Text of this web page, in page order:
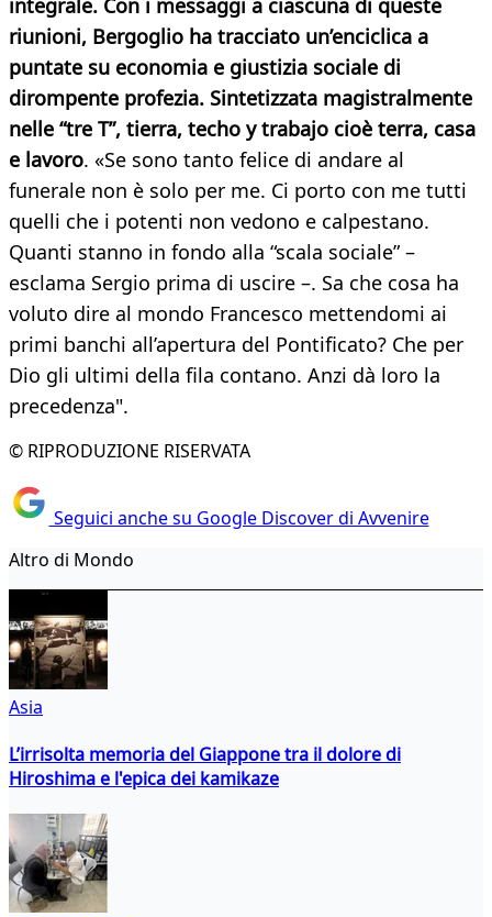
integrale. Con i messaggi a ciascuna di queste
riunioni, Bergoglio ha tracciato un’enciclica a
puntate su economia e giustizia sociale di
dirompente profezia. Sintetizzata magistralmente
nelle “tre T”, tierra, techo y trabajo cioè terra, casa
e lavoro. «Se sono tanto felice di andare al
funerale non è solo per me. Ci porto con me tutti
quelli che i potenti non vedono e calpestano.
Quanti stanno in fondo alla “scala sociale” –
esclama Sergio prima di uscire –. Sa che cosa ha
voluto dire al mondo Francesco mettendomi ai
primi banchi all’apertura del Pontificato? Che per
Dio gli ultimi della fila contano. Anzi dà loro la
precedenza".
© RIPRODUZIONE RISERVATA
Seguici anche su Google Discover di Avvenire
Altro di Mondo
Asia
L’irrisolta memoria del Giappone tra il dolore di
Hiroshima e l'epica dei kamikaze